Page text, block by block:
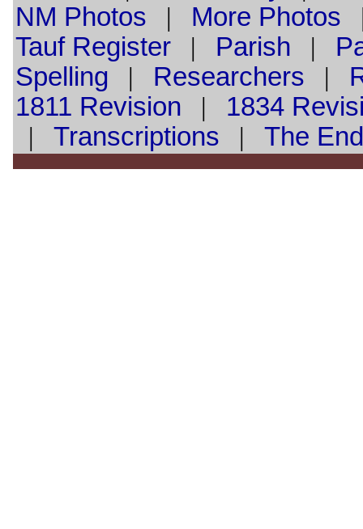
NM Photos | More Photos
TaufRegister| Parish |
Spelling | Researchers |
1811 Revision | 1834
| Transcriptions | The End